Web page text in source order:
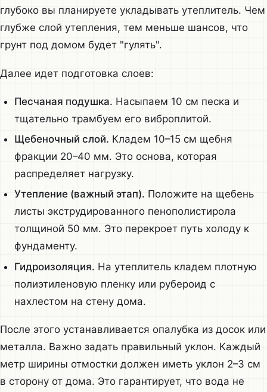
глубоко вы планируете укладывать утеплитель. Чем
глубже слой утепления, тем меньше шансов, что
грунт под домом будет "гулять".
Далее идет подготовка слоев:
Песчаная подушка. Насыпаем 10 см песка и
тщательно трамбуем его виброплитой.
Щебеночный слой. Кладем 10–15 см щебня
фракции 20–40 мм. Это основа, которая
распределяет нагрузку.
Утепление (важный этап). Положите на щебень
листы экструдированного пенополистирола
толщиной 50 мм. Это перекроет путь холоду к
фундаменту.
Гидроизоляция. На утеплитель кладем плотную
полиэтиленовую пленку или рубероид с
нахлестом на стену дома.
После этого устанавливается опалубка из досок или
металла. Важно задать правильный уклон. Каждый
метр ширины отмостки должен иметь уклон 2–3 см
в сторону от дома. Это гарантирует, что вода не